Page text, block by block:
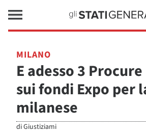
MILANO
E adesso 3
sui fondi Expo per
milanese
diGiustiziami